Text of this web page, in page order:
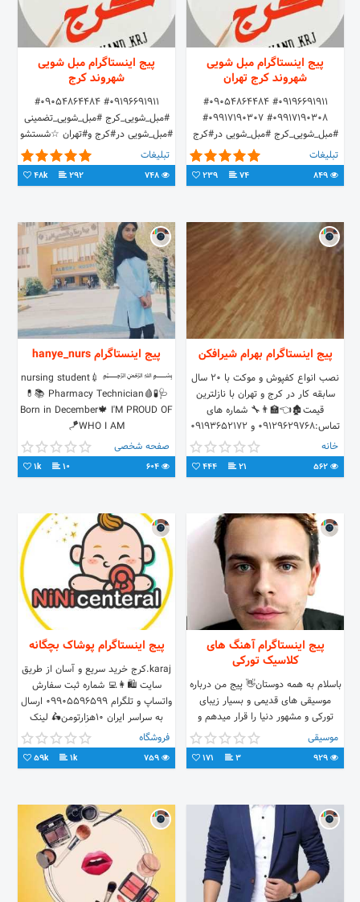
پیج اینستاگرام مبل شویی
شهروند کرج تهران
#09196691911 #09054864484
‎‎#09917190307 #09917190308
#مبل_شویی_کرج #مبل_شویی در#کرج
و#تهران ☆شستشو مبلمان با دستگاه
مواد درجه 1 ☆ سرویس دهی رایگان
تبلیغات
74
239
پیج اینستاگرام مبل شویی
شهروند کرج
#09196691911 #09054864484
#مبل_شویی_کرج #مبل_شویی_تضمینی
#مبل_شویی در#کرج و#تهران ☆شستشو
مبلمان با دستگاه مواد درجه 1 ☆
سرویس دهی رایگان
تبلیغات
292
48k
پیج اینستاگرام بهرام شیرافکن
نصب انواع کفپوش و موکت با 20 سال
سابقه کار در کرج و تهران با نازلترین
قیمت🏚️👈🏫👨‍🔧 شماره های
تماس:09129629768 و 09193652172
👈🤳
خانه
21
444
پیج اینستاگرام hanye_nurs
﷽ nursing student💉
💊📚 Pharmacy Technician🩸🧪🩺
Born in December🍁 I'M PROUD OF
WHO I AM🪁
صفحه شخصی
10
1k
پیج اینستاگرام آهنگ های
کلاسیک تورکی
باسلام به همه دوستان👋 پیج من درباره
موسیقی های قدیمی و بسیار زیبای
تورکی و مشهور دنیا را قرار میدهم و
میتوانید به آن ها گوش کنید و مشاهده
کنید.🔥
موسیقی
3
171
پیج اینستاگرام پوشاک بچگانه
karaj.کرج خرید سریع و آسان از طریق
سایت 🛍👩‍💻 شماره ثبت سفارش
واتساپ و تلگرام 09905596599 ارسال
به سراسر ایران ۱۰هزارتومن🛵 لینک
سایت👇
فروشگاه
1k
59k